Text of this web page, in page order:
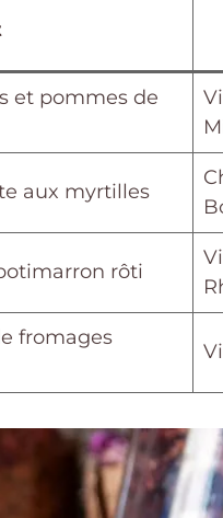
et pommes de
aux myrtilles
rôti
fromages